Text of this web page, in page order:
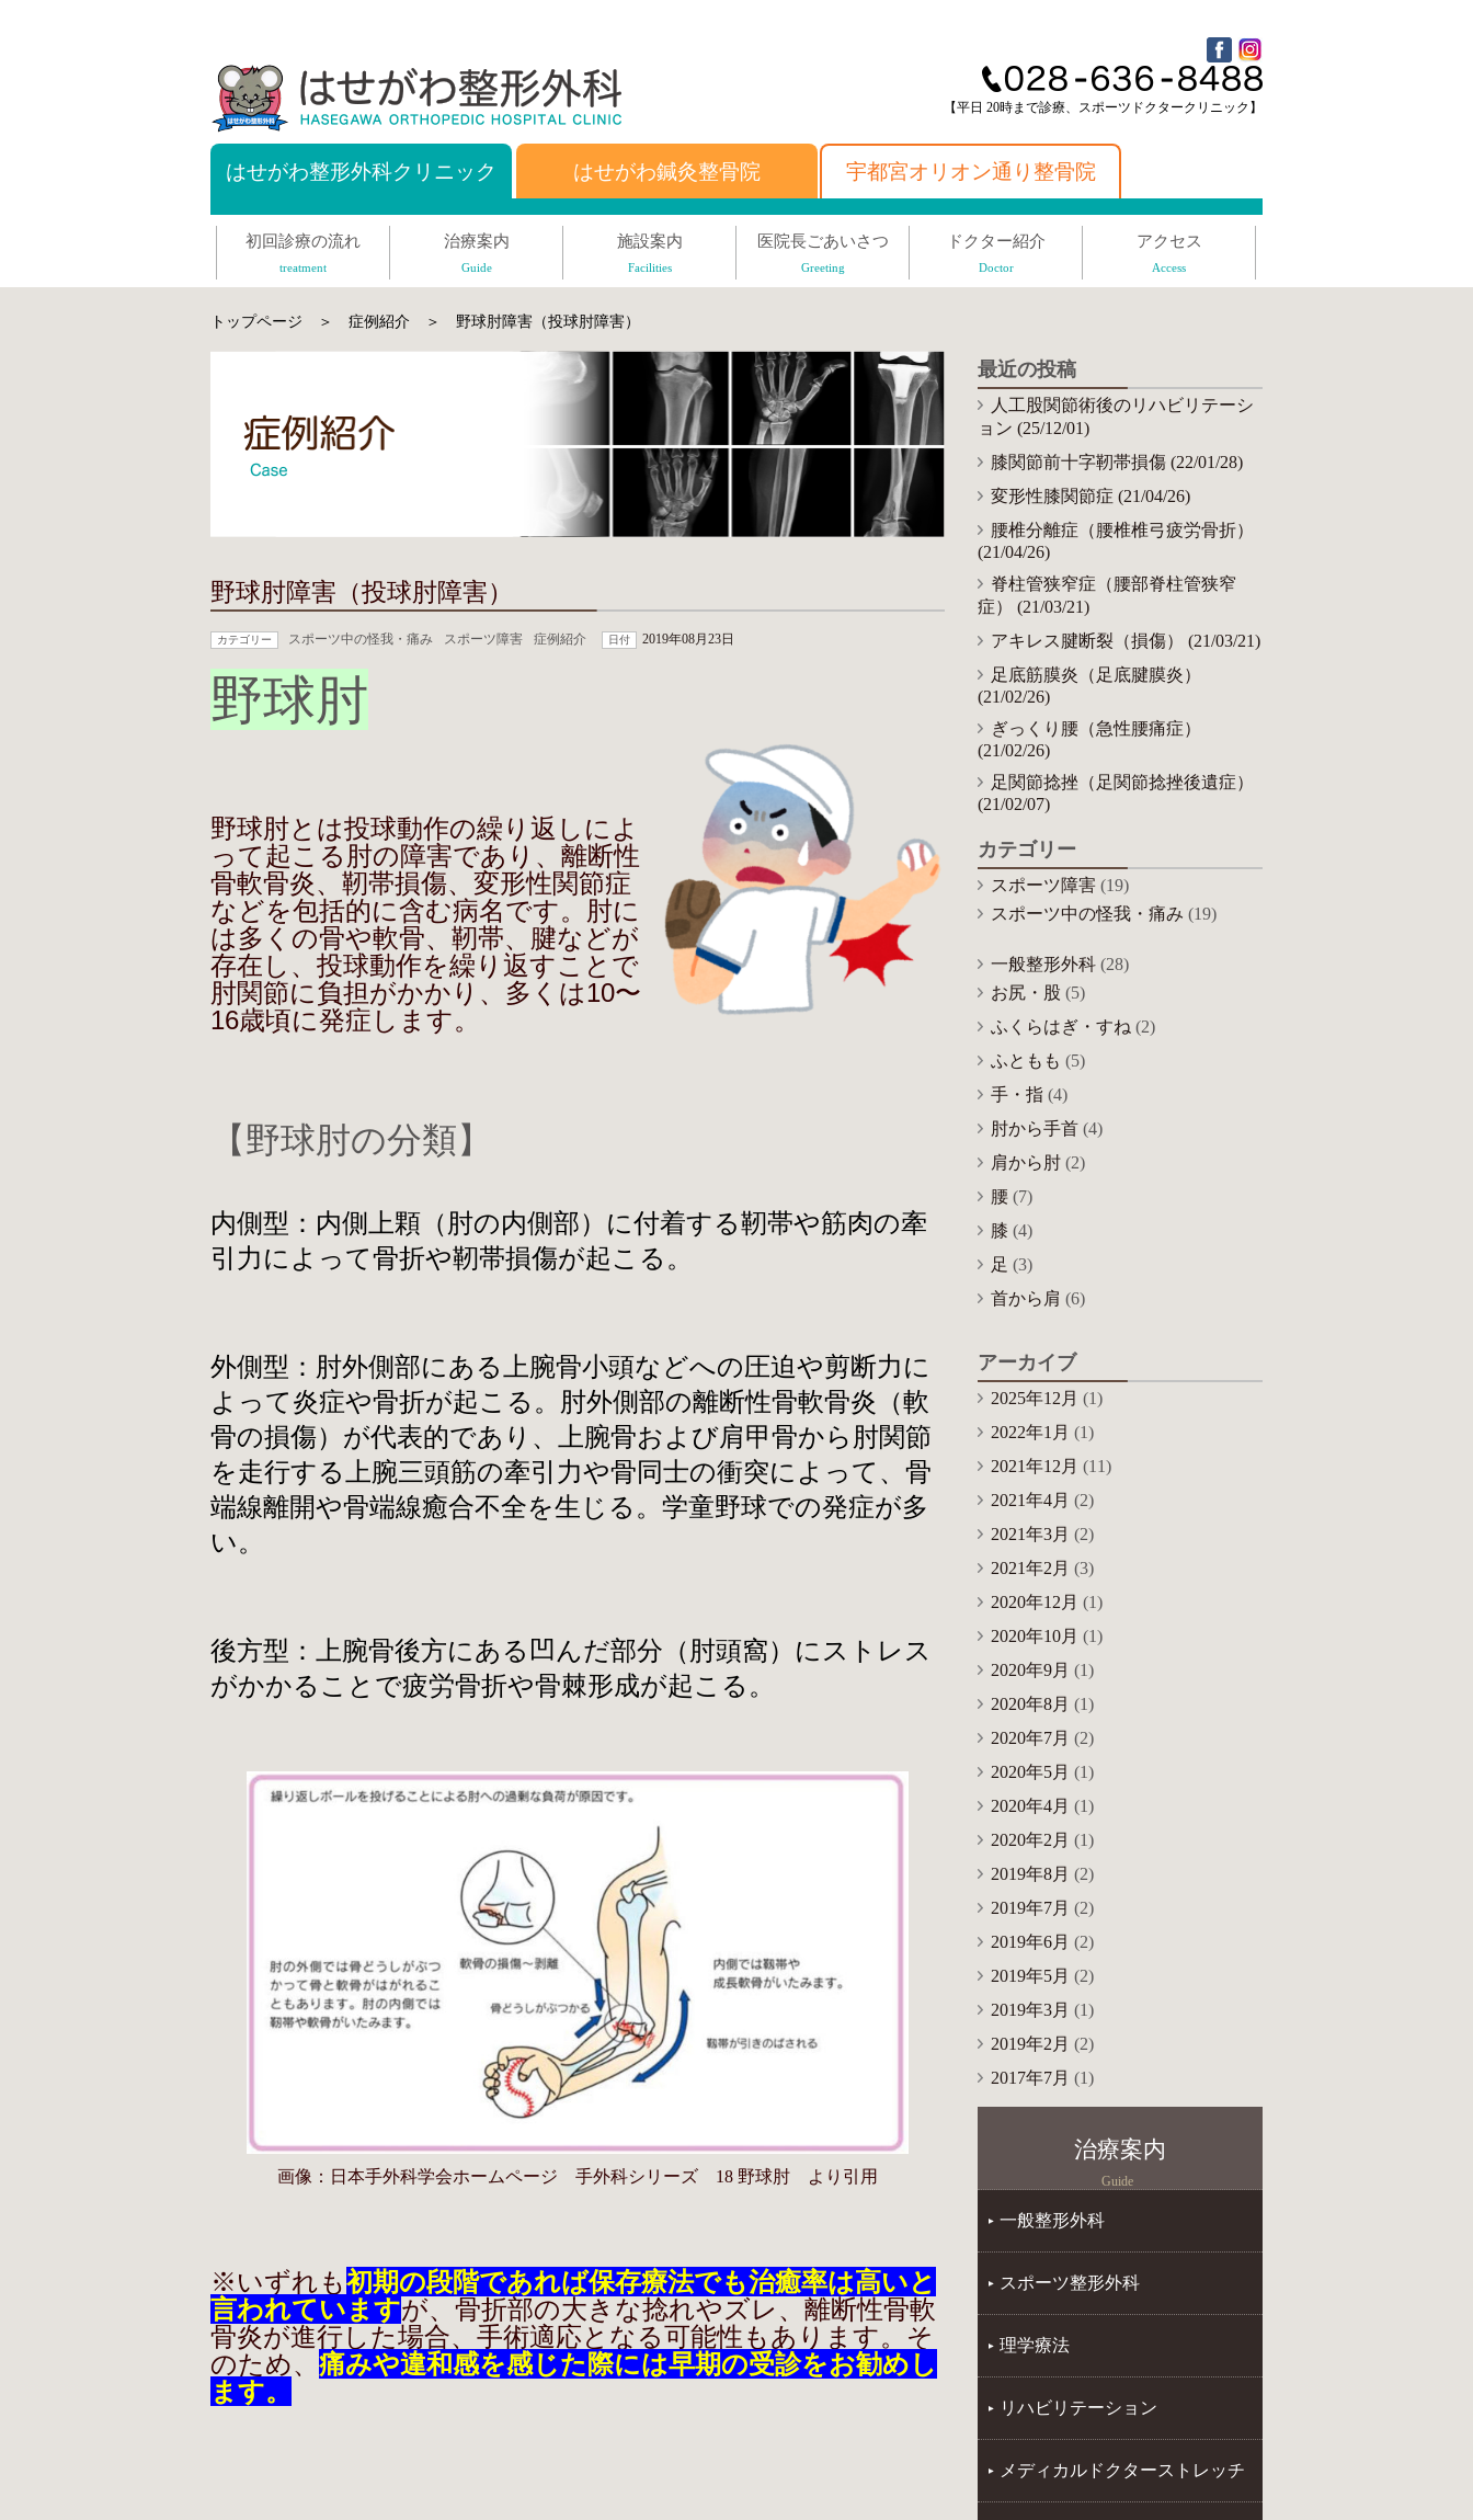
【平日 20時まで診療、スポーツドクタークリニック】
はせがわ整形外科クリニック はせがわ鍼灸整骨院 宇都宮オリオン通り整骨院
初回診療の流れ
treatment
治療案内
Guide
施設案内
Facilities
医院長ごあいさつ
Greeting
ドクター紹介
Doctor
アクセス
Access
トップページ ＞ 症例紹介 ＞ 野球肘障害（投球肘障害）
野球肘障害（投球肘障害）
カテゴリー スポーツ中の怪我・痛み スポーツ障害 症例紹介 日付 2019年08月23日
野球肘
野球肘とは投球動作の繰り返しによ
って起こる肘の障害であり、離断性
骨軟骨炎、靭帯損傷、変形性関節症
などを包括的に含む病名です。肘に
は多くの骨や軟骨、靭帯、腱などが
存在し、投球動作を繰り返すことで
肘関節に負担がかかり、多くは10〜
16歳頃に発症します。
【野球肘の分類】
内側型：内側上顆（肘の内側部）に付着する靭帯や筋肉の牽
引力によって骨折や靭帯損傷が起こる。
外側型：肘外側部にある上腕骨小頭などへの圧迫や剪断力に
よって炎症や骨折が起こる。肘外側部の離断性骨軟骨炎（軟
骨の損傷）が代表的であり、上腕骨および肩甲骨から肘関節
を走行する上腕三頭筋の牽引力や骨同士の衝突によって、骨
端線離開や骨端線癒合不全を生じる。学童野球での発症が多
い。
後方型：上腕骨後方にある凹んだ部分（肘頭窩）にストレス
がかかることで疲労骨折や骨棘形成が起こる。
画像：日本手外科学会ホームページ 手外科シリーズ 18 野球肘 より引用
※いずれも初期の段階であれば保存療法でも治癒率は高いと
言われていますが、骨折部の大きな捻れやズレ、離断性骨軟
骨炎が進行した場合、手術適応となる可能性もあります。そ
のため、 痛みや違和感を感じた際には早期の受診をお勧めし
ます。
最近の投稿
人工股関節術後のリハビリテーシ
ョン (25/12/01)
膝関節前十字靭帯損傷 (22/01/28)
変形性膝関節症 (21/04/26)
腰椎分離症（腰椎椎弓疲労骨折）
(21/04/26)
脊柱管狭窄症（腰部脊柱管狭窄
症） (21/03/21)
アキレス腱断裂（損傷） (21/03/21)
足底筋膜炎（足底腱膜炎）
(21/02/26)
ぎっくり腰（急性腰痛症）
(21/02/26)
足関節捻挫（足関節捻挫後遺症）
(21/02/07)
カテゴリー
スポーツ障害 (19)
スポーツ中の怪我・痛み (19)
一般整形外科 (28)
お尻・股 (5)
ふくらはぎ・すね (2)
ふともも (5)
手・指 (4)
肘から手首 (4)
肩から肘 (2)
腰 (7)
膝 (4)
足 (3)
首から肩 (6)
アーカイブ
2025年12月 (1)
2022年1月 (1)
2021年12月 (11)
2021年4月 (2)
2021年3月 (2)
2021年2月 (3)
2020年12月 (1)
2020年10月 (1)
2020年9月 (1)
2020年8月 (1)
2020年7月 (2)
2020年5月 (1)
2020年4月 (1)
2020年2月 (1)
2019年8月 (2)
2019年7月 (2)
2019年6月 (2)
2019年5月 (2)
2019年3月 (1)
2019年2月 (2)
2017年7月 (1)
治療案内
Guide
一般整形外科
スポーツ整形外科
理学療法
リハビリテーション
メディカルドクターストレッチ